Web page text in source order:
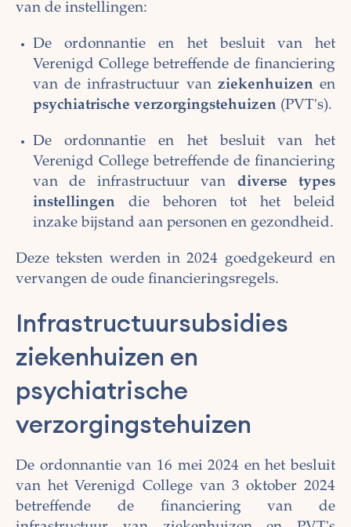
van de instellingen:
De ordonnantie en het besluit van het
Verenigd College betreffende de financiering
van de infrastructuur van ziekenhuizen en
psychiatrische verzorgingstehuizen (PVT's).
De ordonnantie en het besluit van het
Verenigd College betreffende de financiering
van de infrastructuur van diverse types
instellingen die behoren tot het beleid
inzake bijstand aan personen en gezondheid.
Deze teksten werden in 2024 goedgekeurd en
vervangen de oude financieringsregels.
Infrastructuursubsidies
ziekenhuizen en
psychiatrische
verzorgingstehuizen
De ordonnantie van 16 mei 2024 en het besluit
van het Verenigd College van 3 oktober 2024
betreffende de financiering van de